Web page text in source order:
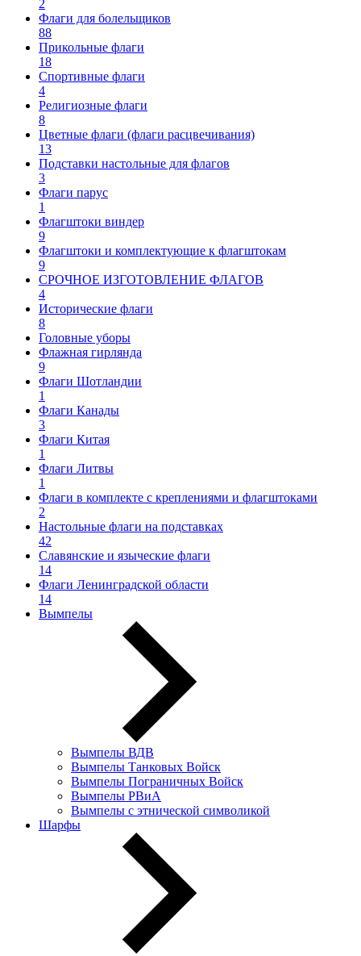
2
Флаги для болельщиков
88
Прикольные флаги
18
Спортивные флаги
4
Религиозные флаги
8
Цветные флаги (флаги расцвечивания)
13
Подставки настольные для флагов
3
Флаги парус
1
Флагштоки виндер
9
Флагштоки и комплектующие к флагштокам
9
СРОЧНОЕ ИЗГОТОВЛЕНИЕ ФЛАГОВ
4
Исторические флаги
8
Головные уборы
Флажная гирлянда
9
Флаги Шотландии
1
Флаги Канады
3
Флаги Китая
1
Флаги Литвы
1
Флаги в комплекте с креплениями и флагштоками
2
Настольные флаги на подставках
42
Славянские и языческие флаги
14
Флаги Ленинградской области
14
Вымпелы
Вымпелы ВДВ
Вымпелы Танковых Войск
Вымпелы Пограничных Войск
Вымпелы РВиА
Вымпелы с этнической символикой
Шарфы